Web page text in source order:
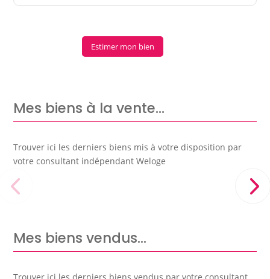
Estimer mon bien
Mes biens à la vente…
Trouver ici les derniers biens mis à votre disposition par
votre consultant indépendant Weloge
Mes biens vendus…
Trouver ici les derniers biens vendus par votre consultant